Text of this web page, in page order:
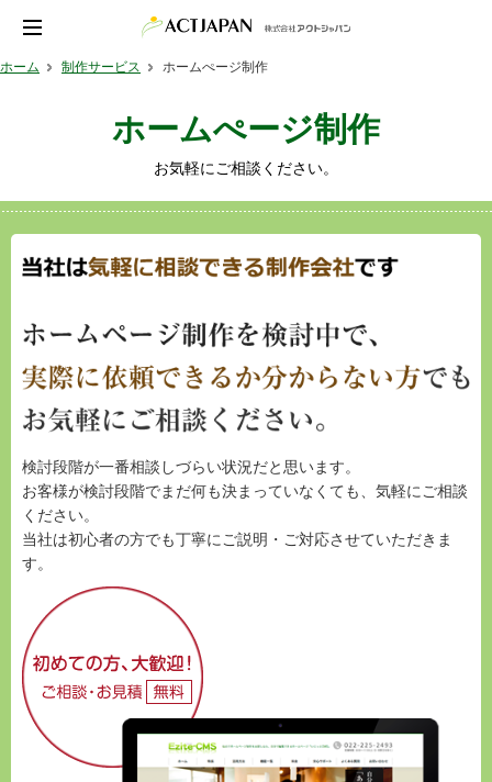
ホーム 制作サービス ホームぺージ制作
ホームぺージ制作
お気軽にご相談ください。
検討段階が一番相談しづらい状況だと思います。
お客様が検討段階でまだ何も決まっていなくても、気軽にご相談
ください。
当社は初心者の方でも丁寧にご説明・ご対応させていただきま
す。